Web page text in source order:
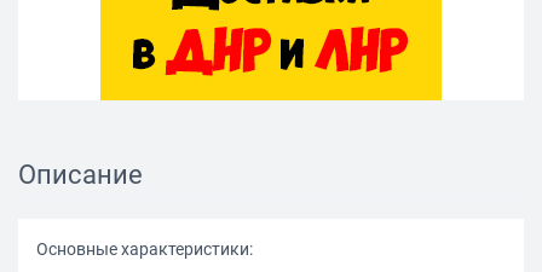
Описание
Основные характеристики: